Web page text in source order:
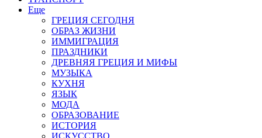
Еще
ГРЕЦИЯ СЕГОДНЯ
ОБРАЗ ЖИЗНИ
ИММИГРАЦИЯ
ПРАЗДНИКИ
ДРЕВНЯЯ ГРЕЦИЯ И МИФЫ
МУЗЫКА
КУХНЯ
ЯЗЫК
МОДА
ОБРАЗОВАНИЕ
ИСТОРИЯ
ИСКУССТВО